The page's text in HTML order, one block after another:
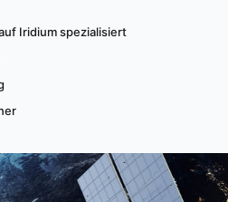
Iridium spezialisiert